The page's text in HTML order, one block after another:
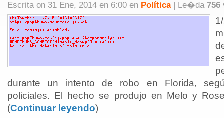
Escrita on 31 Ene, 2014 en 6:00 en Política| Le�da 756
durante un intento de robo en Florida,
policiales. El hecho se produjo en Melo y
(Continuar leyendo)